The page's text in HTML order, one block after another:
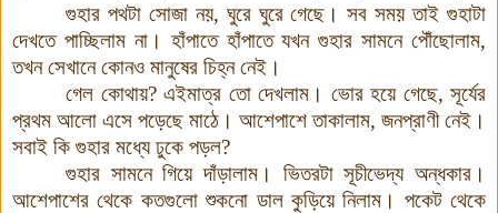
গুহার পথটা সোজা নয়, ঘুরে ঘুরে গেছে ।সব সময় তাই গুহাটা
দেখতে পাচ্ছিলাম না। হাঁপাতে হাঁপাতে যখন গুহার সামনে পৌঁছোলাম,
তখন সেখানে কোনও মানুষের চিহ্ন নেই।
গেল কোথায়? এইমাত্র তো দেখলাম। ভোর হয়ে গেছে, সূর্যের
প্রথম আলো এসে পড়েছে মাঠে। আশেপাশে তাকালাম, জনপ্রাণী নেই ।
সবাই কি গুহার মধ্যে ঢুকে পড়ল?
গুহার সামনে গিয়ে দাঁড়ালাম। ভিতরটা সূচীভেদ্য অন্ধকার।
আশেপাশের থেকে কতগুলো শুকনো ডাল কুড়িয়ে নিলাম। পকেট থেকে